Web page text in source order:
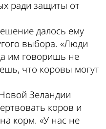
ради защиты от
далось ему
выбора. «Люди
им говоришь не
что коровы могут
Зеландии
коров и
корм. «У нас не